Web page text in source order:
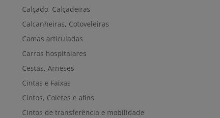
Calçado, Calçadeiras
Calcanheiras, Cotoveleiras
Camas articuladas
Carros hospitalares
Cestas, Arneses
Cintas e Faixas
Cintos, Coletes e afins
Cintos de transferência e mobilidade